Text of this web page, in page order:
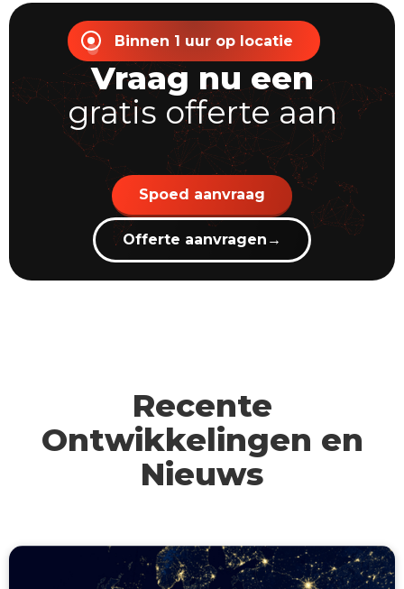
Binnen 1 uur op locatie
Vraag nu een
gratis offerte aan
Spoed aanvraag
Offerte aanvragen →
Recente
Ontwikkelingen en
Nieuws